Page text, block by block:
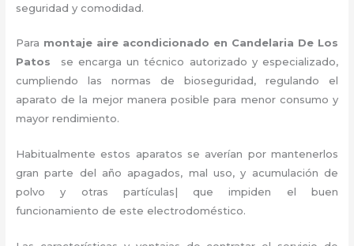
seguridad y comodidad.
Para montaje aire acondicionado en Candelaria De Los
Patos
se encarga un técnico autorizado y especializado,
cumpliendo las normas de bioseguridad, regulando el
aparato de la mejor manera posible para menor consumo y
mayor rendimiento.
Habitualmente estos aparatos se averían por mantenerlos
gran parte del año apagados, mal uso, y acumulación de
polvo y otras partículas| que impiden el buen
funcionamiento de este electrodoméstico.